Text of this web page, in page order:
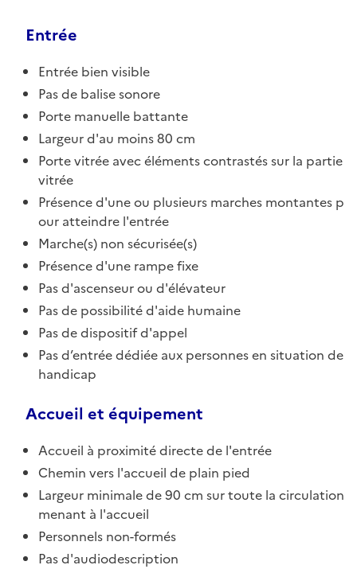
Entrée
Entrée bien visible
Pas de balise sonore
Porte manuelle battante
Largeur d'au moins 80 cm
Porte vitrée avec éléments contrastés sur la partie
vitrée
Présence d'une ou plusieurs marches montantes p
our atteindre l'entrée
Marche(s) non sécurisée(s)
Présence d'une rampe fixe
Pas d'ascenseur ou d'élévateur
Pas de possibilité d'aide humaine
Pas de dispositif d'appel
Pas d’entrée dédiée aux personnes en situation de
handicap
Accueil et équipement
Accueil à proximité directe de l'entrée
Chemin vers l'accueil de plain pied
Largeur minimale de 90 cm sur toute la circulation
menant à l'accueil
Personnels non-formés
Pas d'audiodescription